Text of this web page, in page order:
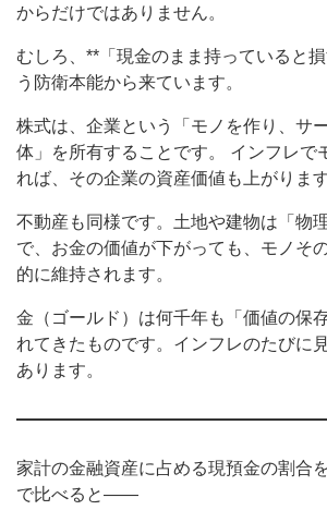
からだけではありません。
むしろ、**「現金のまま持っていると
う防衛本能から来ています。
株式は、企業という「モノを作り、サ
体」を所有することです。 インフレで
れば、その企業の資産価値も上がります
不動産も同様です。土地や建物は「物
で、お金の価値が下がっても、モノそ
的に維持されます。
金（ゴールド）は何千年も「価値の保
れてきたものです。インフレのたびに
あります。
家計の金融資産に占める現預金の割合
で比べると——